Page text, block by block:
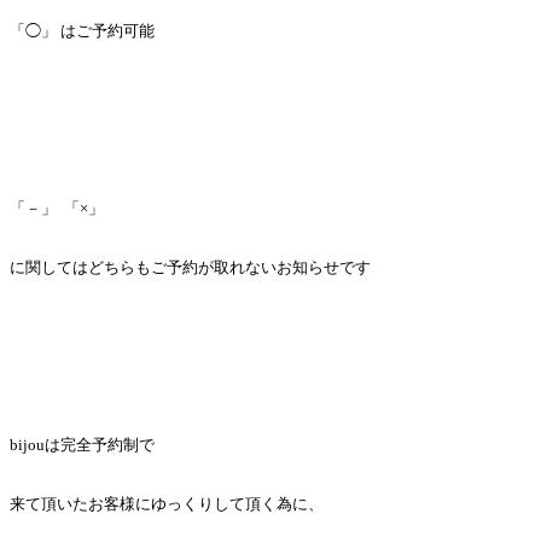
「◯」 はご予約可能
「－」 「×」
に関してはどちらもご予約が取れないお知らせです
bijouは完全予約制で
来て頂いたお客様にゆっくりして頂く為に、